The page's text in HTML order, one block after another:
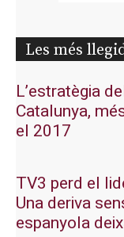
Les més
L’estratègia
Catalunya,
el 2017
TV3 perd el
Una deriva
espanyola